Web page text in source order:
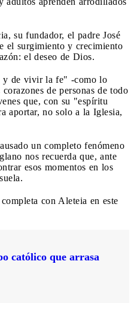
su fundador, el padre José
el surgimiento y crecimiento
el deseo de Dios.
y de vivir la fe" -como lo
de personas de todo
que, con su "espíritu
aportar, no solo a la Iglesia,
un completo fenómeno
nos recuerda que, ante
esos momentos en los
con Aleteia en este
católico que arrasa